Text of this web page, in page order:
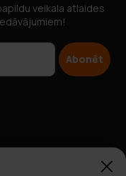
veikala atlaides
Abonēt